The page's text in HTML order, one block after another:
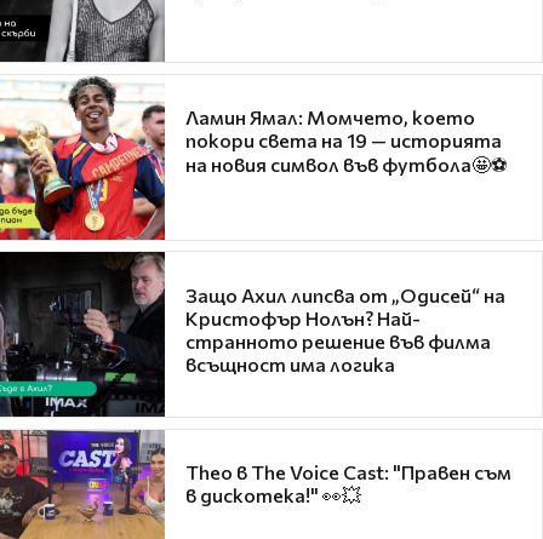
Ламин Ямал: Момчето, което
покори света на 19 — историята
на новия символ във футбола🤩⚽
Защо Ахил липсва от „Одисей“ на
Кристофър Нолън? Най-
странното решение във филма
всъщност има логика
Theo в The Voice Cast: "Правен съм
в дискотека!" 👀💥